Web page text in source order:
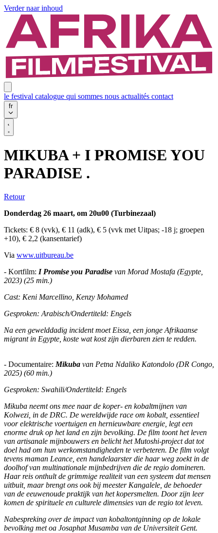
Verder naar inhoud
le festival catalogue qui sommes nous actualités contact
fr
MIKUBA + I PROMISE YOU
PARADISE .
Retour
Donderdag 26 maart, om 20u00 (Turbinezaal)
Tickets: € 8 (vvk), € 11 (adk), € 5 (vvk met Uitpas; -18 j; groepen
+10), € 2,2 (kansentarief)
Via www.uitbureau.be
- Kortfilm: I Promise you Paradise van Morad Mostafa (Egypte,
2023) (25 min.)
Cast: Keni Marcellino, Kenzy Mohamed
Gesproken: Arabisch/Ondertiteld: Engels
Na een gewelddadig incident moet Eissa, een jonge Afrikaanse
migrant in Egypte, koste wat kost zijn dierbaren zien te redden.
- Documentaire:Mikuba van Petna Ndaliko Katondolo (DR Congo,
2025) (60 min.)
Gesproken: Swahili/Ondertiteld: Engels
Mikuba neemt ons mee naar de koper- en kobaltmijnen van
Kolwezi, in de DRC. De wereldwijde race om kobalt, essentieel
voor elektrische voertuigen en hernieuwbare energie, legt een
enorme druk op het land en zijn bevolking. De film toont het leven
van artisanale mijnbouwers en belicht het Mutoshi-project dat tot
doel had om hun werkomstandigheden te verbeteren. De film volgt
tevens maman Leance, een handelaarster die haar weg zoekt in de
doolhof van multinationale mijnbedrijven die de regio domineren.
Haar reis onthult de grimmige realiteit van een systeem dat mensen
uitbuit, maar brengt ons ook bij meester Kangalele, de behoeder
van de eeuwenoude praktijk van het kopersmelten. Door zijn leer
komen de spirituele en culturele dimensies van de regio tot leven.
Nabespreking over de impact van kobaltontginning op de lokale
bevolking met oa Josaphat Musamba van de Universiteit Gent.